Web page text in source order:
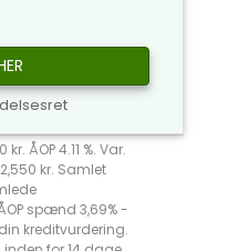
ÅOP 4.11 %. Var.
kr. Samlet
spænd 3,69% -
kreditvurdering.